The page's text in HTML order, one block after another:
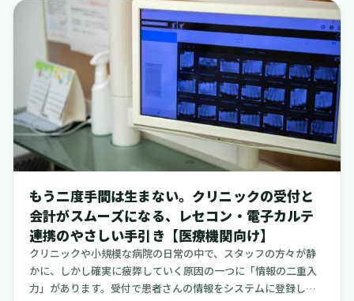
会は、規模の大小を問わず、あらゆる医療機関で増えているの
ではないでしょうか。特に、患者さんとの最初の接点となる
「予約」の段階から多言語に対応できる体制を整えることは、
多くの利点をもたらします。予約がスムーズに進むことで、受
付での待ち時間を短縮でき、情報の聞き間違いや勘違いといっ
たトラブルを未然に防ぐことにつながります。そして何より
も、言葉の壁に不安を感じている患者さんご本人に、大きな安
心感を与えることができます。しかし、多くのクリニック、特
に限られた人員で運営されている小規模な医療機関にとって、
常に多言語対応が可能なスタッフを配置し続けることは、現実
「できること」と「できないこと」の線引きをあらかじめ明確
にしておくことです。全ての場面で完璧な通訳を目指すのでは
なく、機械翻訳を手軽に活用できる場面と、専門の医療通訳サ
ービスに頼るべき場面を賢く使い分ける。そのような現実的な
運用設計を考えることが、持続可能な多言語対応の第一歩とな
ります。この記事では、小規模なクリニックや病院が、外国人
もう二度手間は生まない。クリニックの受付と
会計がスムーズになる、レセコン・電子カルテ
連携のやさしい手引き【医療機関向け】
クリニックや小規模な病院の日常の中で、スタッフの方々が静
かに、しかし確実に疲弊していく原因の一つに「情報の二重入
力」があります。受付で患者さんの情報をシステムに登録し、